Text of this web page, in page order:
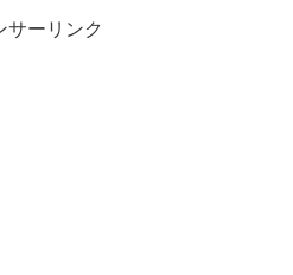
サーリンク